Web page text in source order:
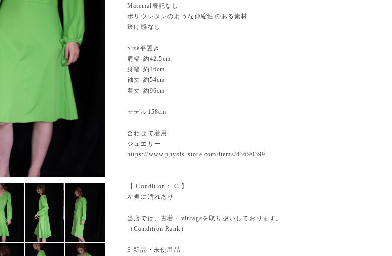
Material表記なし
ポリウレタンのような伸縮性のある素材
透け感なし
Size平置き
肩幅 約42.5cm
身幅 約46cm
袖丈 約54cm
着丈 約96cm
モデル158cm
合わせて着用
ジュエリー
https://www.physis-store.com/items/43690399
【 Condition： C 】
左裾に汚れあり
当店では、古着・vintageを取り扱いしております。
（Condition Rank）
S 新品・未使用品